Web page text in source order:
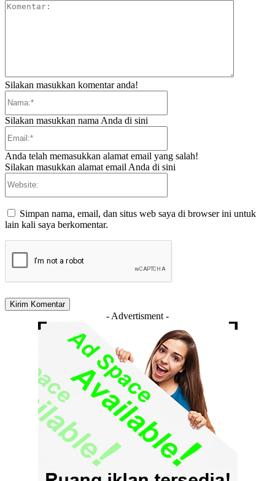
Silakan masukkan komentar anda!
Silakan masukkan nama Anda di sini
Anda telah memasukkan alamat email yang salah!
Silakan masukkan alamat email Anda di sini
Simpan nama, email, dan situs web saya di browser ini untuk
lain kali saya berkomentar.
- Advertisment -